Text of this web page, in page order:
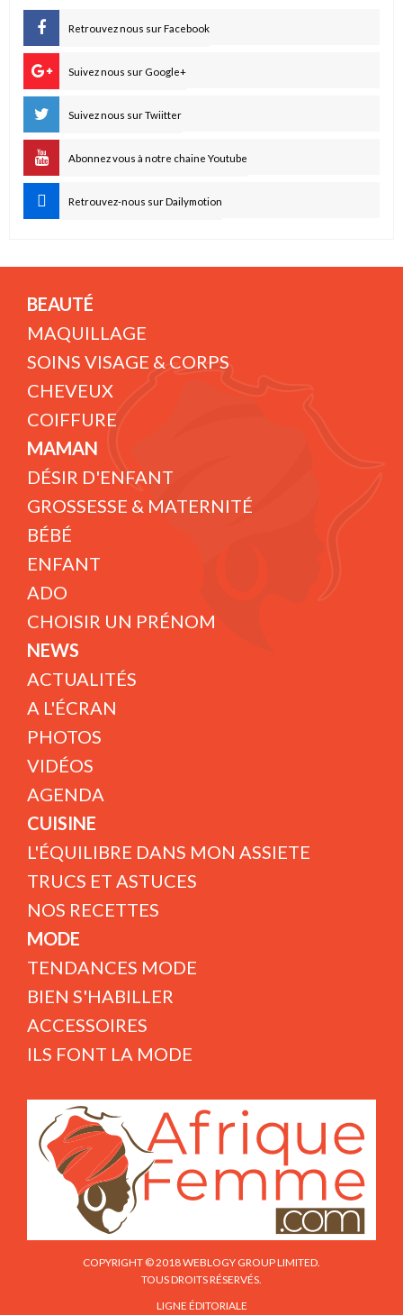
Retrouvez nous sur Facebook
Suivez nous sur Google+
Suivez nous sur Twiitter
Abonnez vous à notre chaine Youtube
Retrouvez-nous sur Dailymotion
BEAUTÉ
MAQUILLAGE
SOINS VISAGE & CORPS
CHEVEUX
COIFFURE
MAMAN
DÉSIR D'ENFANT
GROSSESSE & MATERNITÉ
BÉBÉ
ENFANT
ADO
CHOISIR UN PRÉNOM
NEWS
ACTUALITÉS
A L'ÉCRAN
PHOTOS
VIDÉOS
AGENDA
CUISINE
L'ÉQUILIBRE DANS MON ASSIETE
TRUCS ET ASTUCES
NOS RECETTES
MODE
TENDANCES MODE
BIEN S'HABILLER
ACCESSOIRES
ILS FONT LA MODE
COPYRIGHT © 2018 WEBLOGY GROUP LIMITED.
TOUS DROITS RÉSERVÉS.
LIGNE ÉDITORIALE